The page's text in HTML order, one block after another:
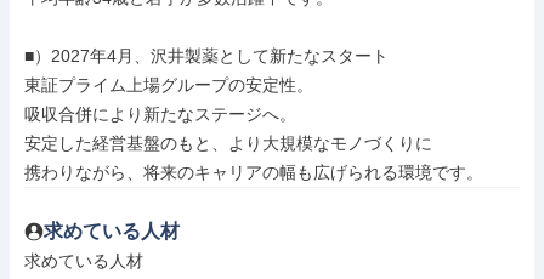
■）2027年4月、沢井製薬として新たなスタート
東証プライム上場グループの安定性。
吸収合併により新たなステージへ。
安定した経営基盤のもと、より大規模なモノづくりに
携わりながら、将来のキャリアの幅も広げられる環境です。
求めている人材
求めている人材